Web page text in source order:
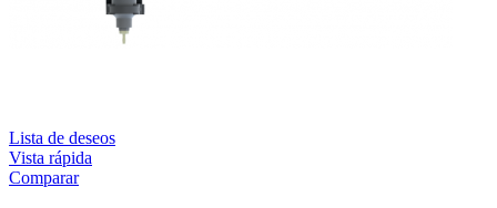
Lista de deseos
Vista rápida
Comparar